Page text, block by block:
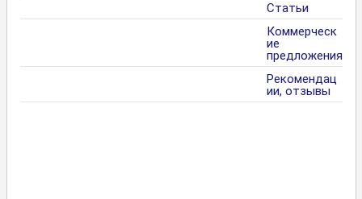
Статьи
Коммерческ
ие
предложения
Рекомендац
ии, отзывы